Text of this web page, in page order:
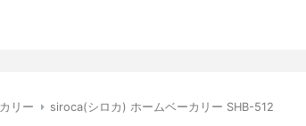
リー siroca(シロカ) ホームベーカリー SHB-512